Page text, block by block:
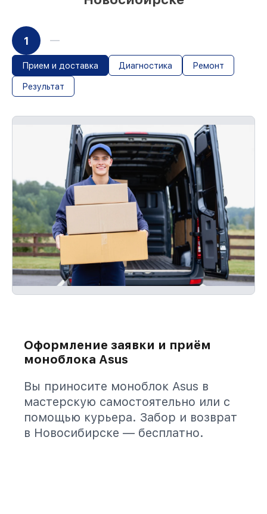
гарантией
ответственности, оплачиваем
восстановление.
Срок гарантии до 36 месяцев на сервис
устройств
С документами о гарантии, мы
оплаты и без задержек.
1
Прием и доставка Диагностика Ремонт
Результат
Оформление заявки и приём
моноблока Asus
Вы приносите моноблок Asus в
мастерскую самостоятельно или с
помощью курьера. Забор и возврат
в Новосибирске — бесплатно.